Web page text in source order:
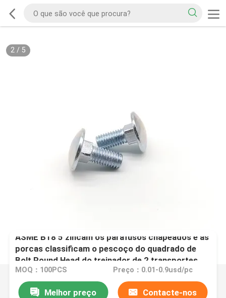
2/ 5
ASME B18 5 zincam os parafusos chapeados e as
porcas classificam o pescoço do quadrado de
Bolt Round Head do treinador de 2 transportes
MOQ：100PCS Preço：0.01-0.9usd/pc
Melhor preço Contacte-nos